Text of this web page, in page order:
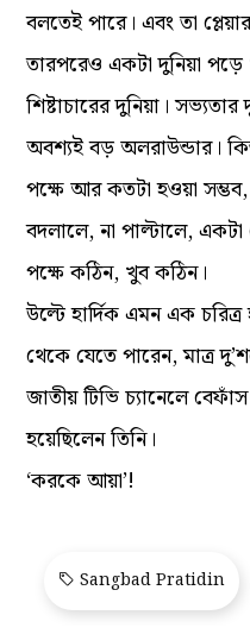
বলতেই পারে। এবং তা
তারপরেও একটা দুনিয়া পড়ে
শিষ্টাচারের দুনিয়া।
অবশ্যই বড় অলরাউন্ডার।
পক্ষে আর কতটা হওয়া
বদলালে, না পাল্টালে, একটা
পক্ষে কঠিন, খুব কঠিন।
উল্টে হার্দিক এমন এক
থেকে যেতে পারেন, মাত্র
জাতীয় টিভি চ্যানেলে
হয়েছিলেন তিনি।
‘করকে আয়া’!
Sangbad Pratidin